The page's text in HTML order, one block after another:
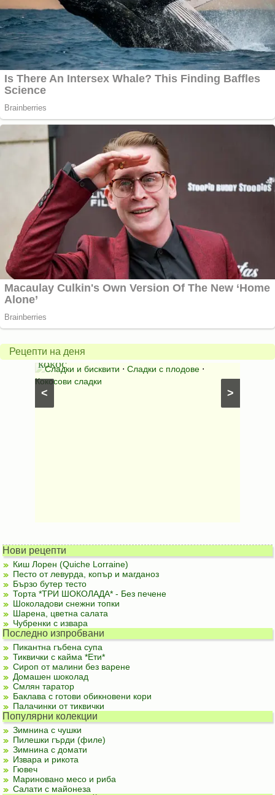
Рецепти на деня
>
<
Бисквити
с
горски
плодове
и
кокос
Сладки и бисквити ⋅ Сладки с плодове ⋅
Кокосови сладки
ден*
Нови рецепти
Киш Лорен (Quiche Lorraine)
Песто от левурда, копър и магданоз
Бързо бутер тесто
Торта *ТРИ ШОКОЛАДА* - Без печене
Шоколадови снежни топки
Шарена, цветна салата
Чубренки с извара
Последно изпробвани
Пикантна гъбена супа
Тиквички с кайма *Ети*
Сироп от малини без варене
Домашен шоколад
Смлян таратор
Баклава с готови обикновени кори
Палачинки от тиквички
Популярни колекции
Зимнина с чушки
Пилешки гърди (филе)
Зимнина с домати
Извара и рикота
Гювеч
Мариновано месо и риба
Салати с майонеза